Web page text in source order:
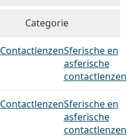
Categorie
ContactlenzenSferische en
asferische
contactlenzen
ContactlenzenSferische en
asferische
contactlenzen